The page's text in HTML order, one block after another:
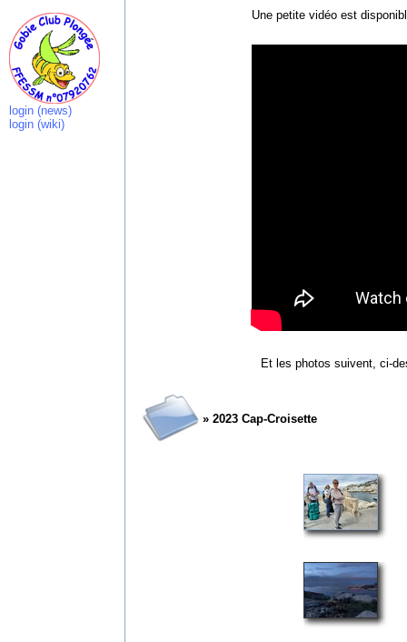
login (news)
login (wiki)
Une petite vidéo est
Et les photos suivent, ci-
» 2023 Cap-Croisette